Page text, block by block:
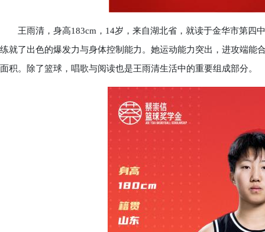
王雨清，身高183cm，14岁，来自湖北省，就读于金华市第四
练就了出色的爆发力与身体控制能力。她运动能力突出，进攻端能
面积。除了篮球，唱歌与阅读也是王雨清生活中的重要组成部分。